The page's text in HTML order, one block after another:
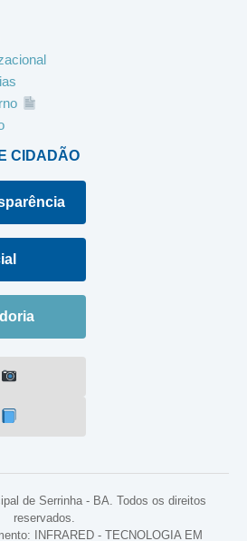
CIDADÃO
de Serrinha - BA. Todos os direitos
reservados.
INFRARED - TECNOLOGIA EM